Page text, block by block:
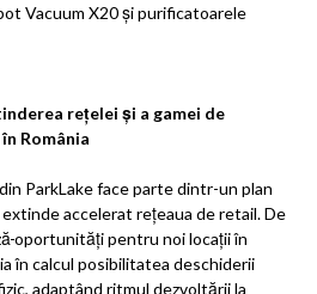
Vacuum X20 și purificatoarele
rețelei și a gamei de
România
ParkLake face parte dintr-un plan
accelerat rețeaua de retail. De
oportunități pentru noi locații în
în calcul posibilitatea deschiderii
adaptând ritmul dezvoltării la